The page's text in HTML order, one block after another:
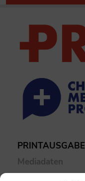
PRINTAUSGABE
Mediadaten